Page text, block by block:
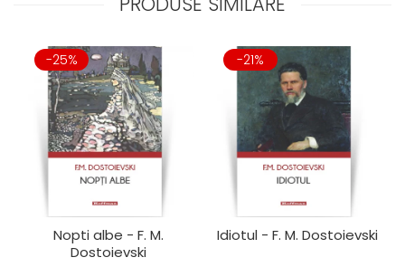
-25%
Nopti albe - F. M.
Dostoievski
-21%
Idiotul - F. M. Dostoievski